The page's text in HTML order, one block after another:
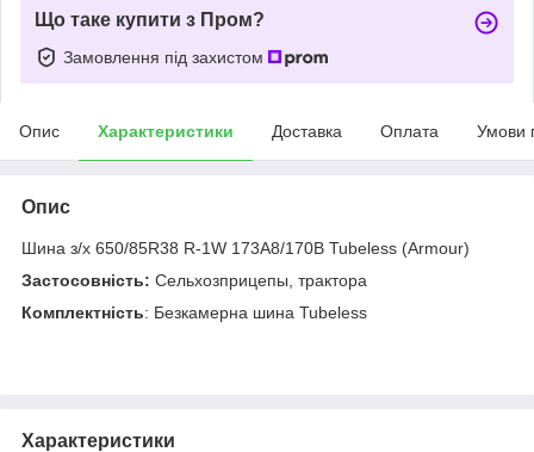
Що таке купити з Пром?
Замовлення під захистом
Опис Характеристики Доставка Оплата Умови
Опис
Шина з/х 650/85R38 R-1W 173A8/170B Tubeless (Armour)
Застосовність: Сельхозприцепы, трактора
Комплектність: Безкамерна шина Tubeless
Характеристики